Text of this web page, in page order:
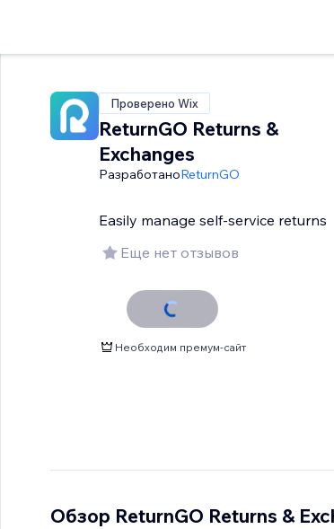
Проверено Wix
ReturnGO Returns &
Exchanges
РазработаноReturnGO
Easily manage self-service returns
Еще нет отзывов
Необходим премум-сайт
Обзор ReturnGO Returns &